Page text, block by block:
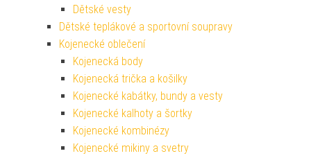
Dětské vesty
Dětské teplákové a sportovní soupravy
Kojenecké oblečení
Kojenecká body
Kojenecká trička a košilky
Kojenecké kabátky, bundy a vesty
Kojenecké kalhoty a šortky
Kojenecké kombinézy
Kojenecké mikiny a svetry